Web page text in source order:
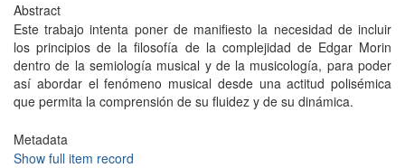
Abstract
Este trabajo intenta poner de manifiesto la necesidad de incluir
los principios de la filosofía de la complejidad de Edgar Morin
dentro de la semiología musical y de la musicología, para poder
así abordar el fenómeno musical desde una actitud polisémica
que permita la comprensión de su fluidez y de su dinámica.
Metadata
Show full item record